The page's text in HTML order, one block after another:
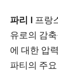
파리 | 프랑
유로의 감
에 대한 압
파티의 주